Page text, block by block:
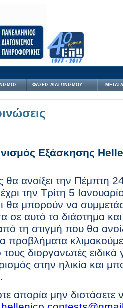
ΦΑΣΕΙΣ ΔΙΑΓΩΝΙΣΜΟΥ
Εξάσκησης
θα ανοίξει την Πέμπτη
την Τρίτη 5
θα μπορούν να
σε αυτό το διάστημα
τη στιγμή που θα
προβλήματα
τους διοργανωτές
στην ηλικία και
απορία μην διστάσετε